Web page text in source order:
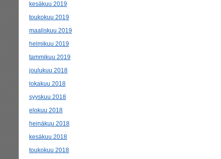
kesäkuu 2019
toukokuu 2019
maaliskuu 2019
helmikuu 2019
tammikuu 2019
joulukuu 2018
lokakuu 2018
syyskuu 2018
elokuu 2018
heinäkuu 2018
kesäkuu 2018
toukokuu 2018